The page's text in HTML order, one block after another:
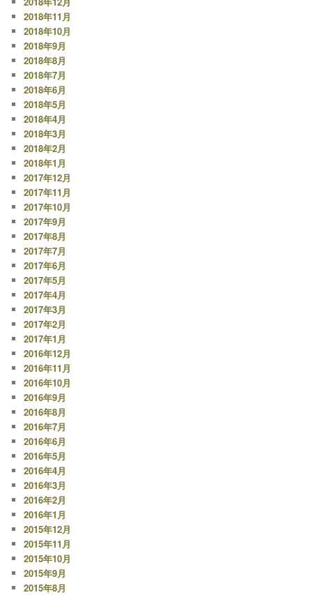
2018年11月
2018年10月
2018年9月
2018年8月
2018年7月
2018年6月
2018年5月
2018年4月
2018年3月
2018年2月
2018年1月
2017年12月
2017年11月
2017年10月
2017年9月
2017年8月
2017年7月
2017年6月
2017年5月
2017年4月
2017年3月
2017年2月
2017年1月
2016年12月
2016年11月
2016年10月
2016年9月
2016年8月
2016年7月
2016年6月
2016年5月
2016年4月
2016年3月
2016年2月
2016年1月
2015年12月
2015年11月
2015年10月
2015年9月
2015年8月